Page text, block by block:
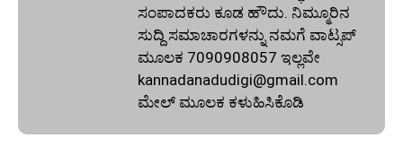
ಸಂಪಾದಕರು ಕೂಡ ಹೌದು. ನಿಮ್ಮೂರಿನ
ಸುದ್ದಿ ಸಮಾಚಾರಗಳನ್ನು ನಮಗೆ ವಾಟ್ಸಪ್‌
ಮೂಲಕ 7090908057 ಇಲ್ಲವೇ
kannadanadudigi@gmail.com
ಮೇಲ್‌ ಮೂಲಕ ಕಳುಹಿಸಿಕೊಡಿ